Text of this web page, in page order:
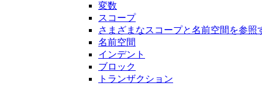
変数
スコープ
さまざまなスコープと名前空間を参照
名前空間
インデント
ブロック
トランザクション